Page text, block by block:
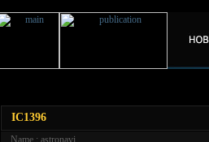
IC1396
Name : astronavi